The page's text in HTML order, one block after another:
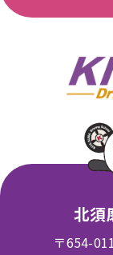
北須
〒654-